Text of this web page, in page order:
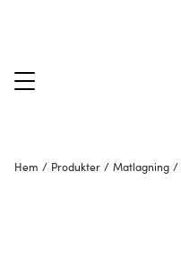
Hem / Produkter / Matlagning /